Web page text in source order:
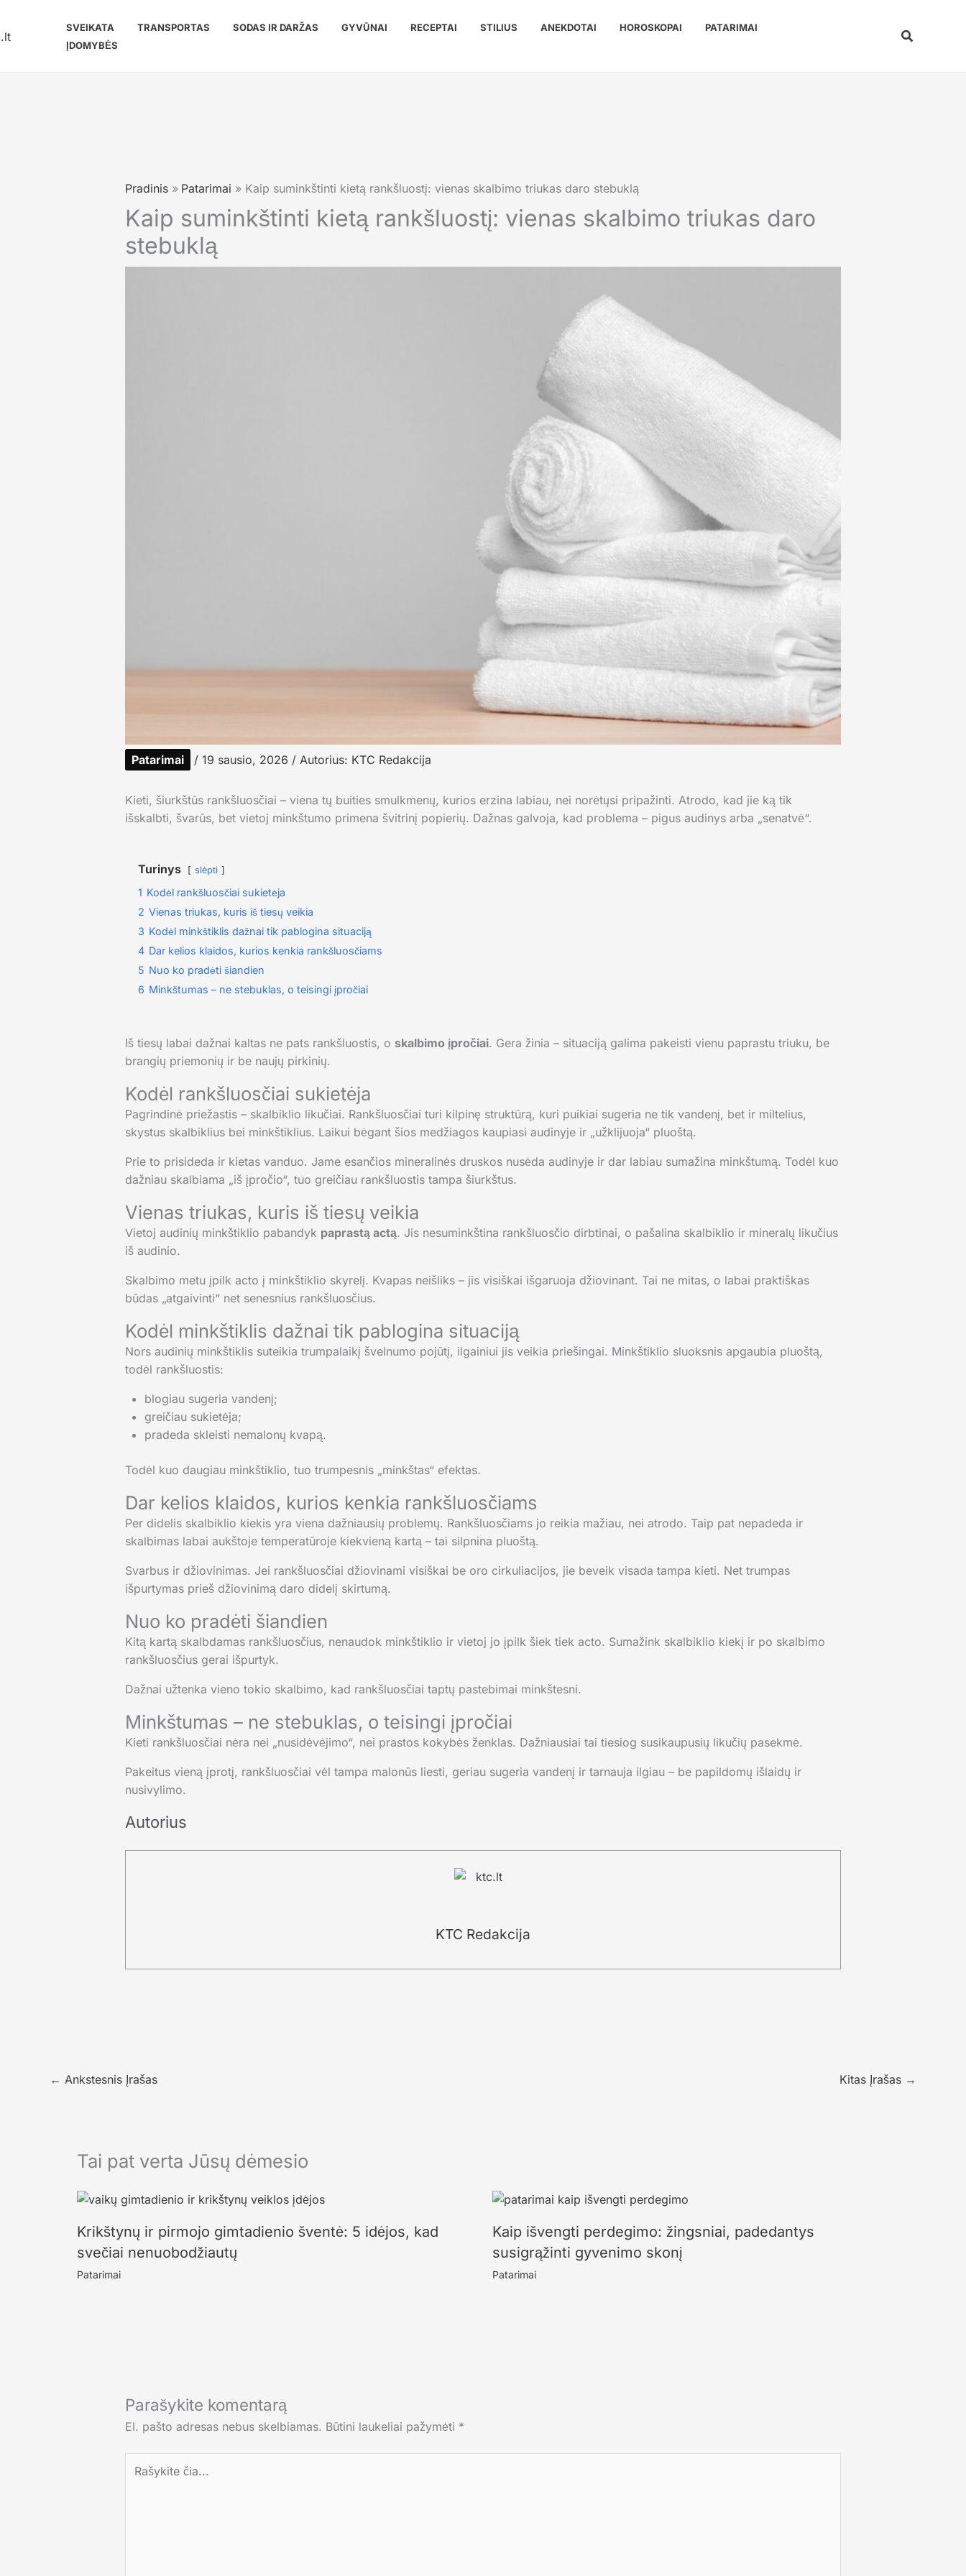
turinio
SVEIKATA TRANSPORTAS SODAS IR DARŽAS GYVŪNAI RECEPTAI STILIUS ANEKDOTAI HOROSKOPAI
PATARIMAI
ĮDOMYBĖS
Paieška
Pradinis Patarimai Kaip suminkštinti kietą rankšluostį: vienas skalbimo triukas daro stebuklą
Kaip suminkštinti kietą rankšluostį: vienas skalbimo triukas daro
stebuklą
Patarimai / 19 sausio, 2026 / Autorius: KTC Redakcija
Kieti, šiurkštūs rankšluosčiai – viena tų buities smulkmenų, kurios erzina labiau, nei norėtųsi pripažinti. Atrodo, kad jie ką tik
išskalbti, švarūs, bet vietoj minkštumo primena švitrinį popierių. Dažnas galvoja, kad problema – pigus audinys arba „senatvė“.
Turinys slėpti
1 Kodėl rankšluosčiai sukietėja
2 Vienas triukas, kuris iš tiesų veikia
3 Kodėl minkštiklis dažnai tik pablogina situaciją
4 Dar kelios klaidos, kurios kenkia rankšluosčiams
5 Nuo ko pradėti šiandien
6 Minkštumas – ne stebuklas, o teisingi įpročiai
Iš tiesų labai dažnai kaltas ne pats rankšluostis, o skalbimo įpročiai. Gera žinia – situaciją galima pakeisti vienu paprastu triuku, be
brangių priemonių ir be naujų pirkinių.
Kodėl rankšluosčiai sukietėja
Pagrindinė priežastis – skalbiklio likučiai. Rankšluosčiai turi kilpinę struktūrą, kuri puikiai sugeria ne tik vandenį, bet ir miltelius,
skystus skalbiklius bei minkštiklius. Laikui bėgant šios medžiagos kaupiasi audinyje ir „užklijuoja“ pluoštą.
Prie to prisideda ir kietas vanduo. Jame esančios mineralinės druskos nusėda audinyje ir dar labiau sumažina minkštumą. Todėl kuo
dažniau skalbiama „iš įpročio“, tuo greičiau rankšluostis tampa šiurkštus.
Vienas triukas, kuris iš tiesų veikia
Vietoj audinių minkštiklio pabandyk paprastą actą. Jis nesuminkština rankšluosčio dirbtinai, o pašalina skalbiklio ir mineralų likučius
iš audinio.
Skalbimo metu įpilk acto į minkštiklio skyrelį. Kvapas neišliks – jis visiškai išgaruoja džiovinant. Tai ne mitas, o labai praktiškas
būdas „atgaivinti“ net senesnius rankšluosčius.
Kodėl minkštiklis dažnai tik pablogina situaciją
Nors audinių minkštiklis suteikia trumpalaikį švelnumo pojūtį, ilgainiui jis veikia priešingai. Minkštiklio sluoksnis apgaubia pluoštą,
todėl rankšluostis:
blogiau sugeria vandenį;
greičiau sukietėja;
pradeda skleisti nemalonų kvapą.
Todėl kuo daugiau minkštiklio, tuo trumpesnis „minkštas“ efektas.
Dar kelios klaidos, kurios kenkia rankšluosčiams
Per didelis skalbiklio kiekis yra viena dažniausių problemų. Rankšluosčiams jo reikia mažiau, nei atrodo. Taip pat nepadeda ir
skalbimas labai aukštoje temperatūroje kiekvieną kartą – tai silpnina pluoštą.
Svarbus ir džiovinimas. Jei rankšluosčiai džiovinami visiškai be oro cirkuliacijos, jie beveik visada tampa kieti. Net trumpas
išpurtymas prieš džiovinimą daro didelį skirtumą.
Nuo ko pradėti šiandien
Kitą kartą skalbdamas rankšluosčius, nenaudok minkštiklio ir vietoj jo įpilk šiek tiek acto. Sumažink skalbiklio kiekį ir po skalbimo
rankšluosčius gerai išpurtyk.
Dažnai užtenka vieno tokio skalbimo, kad rankšluosčiai taptų pastebimai minkštesni.
Minkštumas – ne stebuklas, o teisingi įpročiai
Kieti rankšluosčiai nėra nei „nusidėvėjimo“, nei prastos kokybės ženklas. Dažniausiai tai tiesiog susikaupusių likučių pasekmė.
Pakeitus vieną įprotį, rankšluosčiai vėl tampa malonūs liesti, geriau sugeria vandenį ir tarnauja ilgiau – be papildomų išlaidų ir
nusivylimo.
Autorius
KTC Redakcija
← Ankstesnis Įrašas Kitas Įrašas →
Tai pat verta Jūsų dėmesio
Krikštynų ir pirmojo gimtadienio šventė: 5 idėjos, kad
svečiai nenuobodžiautų
Patarimai
Kaip išvengti perdegimo: žingsniai, padedantys
susigrąžinti gyvenimo skonį
Patarimai
Parašykite komentarą
El. pašto adresas nebus skelbiamas. Būtini laukeliai pažymėti *
čia...